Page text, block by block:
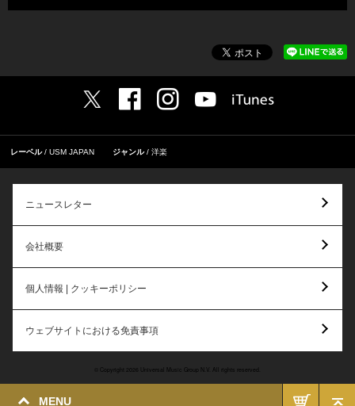
MENU
レーベル USM JAPAN ジャンル 洋楽
ニュースレター
会社概要
個人情報 | クッキーポリシー
ウェブサイトにおける免責事項
© Copyright 2026 Universal Music Group N.V. All rights reserved.